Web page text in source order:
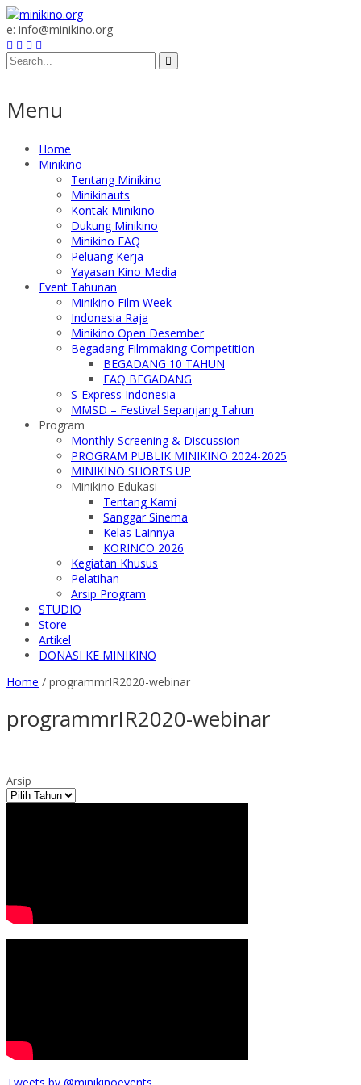
e: info@minikino.org
Menu
Home
Minikino
Tentang Minikino
Minikinauts
Kontak Minikino
Dukung Minikino
Minikino FAQ
Peluang Kerja
Yayasan Kino Media
Event Tahunan
Minikino Film Week
Indonesia Raja
Minikino Open Desember
Begadang Filmmaking Competition
BEGADANG 10 TAHUN
FAQ BEGADANG
S-Express Indonesia
MMSD – Festival Sepanjang Tahun
Program
Monthly-Screening & Discussion
PROGRAM PUBLIK MINIKINO 2024-2025
MINIKINO SHORTS UP
Minikino Edukasi
Tentang Kami
Sanggar Sinema
Kelas Lainnya
KORINCO 2026
Kegiatan Khusus
Pelatihan
Arsip Program
STUDIO
Store
Artikel
DONASI KE MINIKINO
Home / programmrIR2020-webinar
programmrIR2020-webinar
Arsip